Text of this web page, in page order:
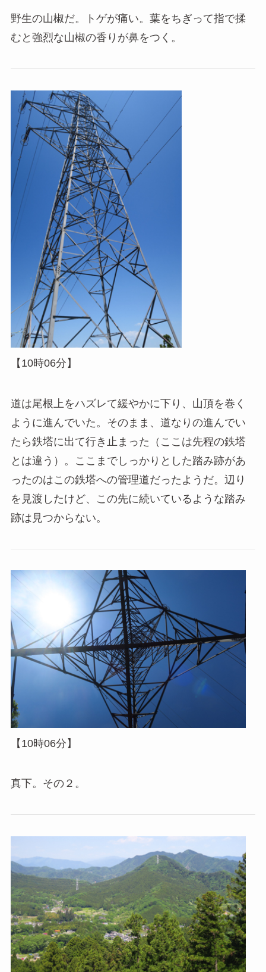
野生の山椒だ。トゲが痛い。葉をちぎって指で揉
むと強烈な山椒の香りが鼻をつく。
【10時06分】
道は尾根上をハズレて緩やかに下り、山頂を巻く
ように進んでいた。そのまま、道なりの進んでい
たら鉄塔に出て行き止まった（ここは先程の鉄塔
とは違う）。ここまでしっかりとした踏み跡があ
ったのはこの鉄塔への管理道だったようだ。辺り
を見渡したけど、この先に続いているような踏み
跡は見つからない。
【10時06分】
真下。その２。